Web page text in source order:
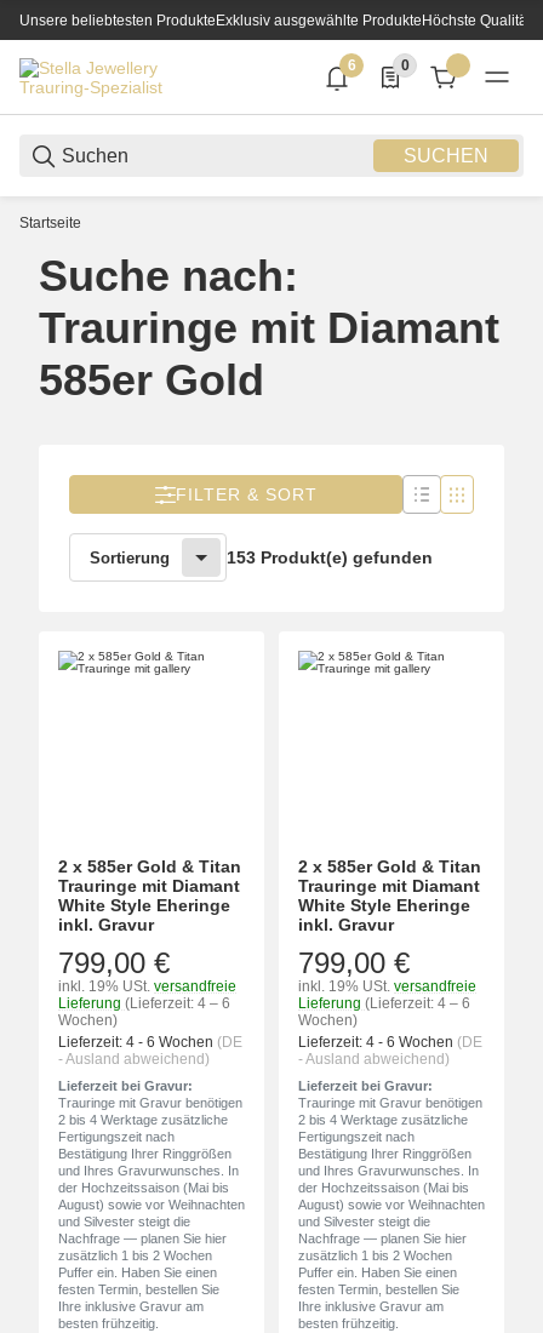
Unsere beliebtesten ProdukteExklusiv ausgewählte ProdukteHöchste Qualität
SUCHEN
6
6 neue Notifizierungen
0
0 Produkte in der
Startseite
Suche nach:
Trauringe mit Diamant
585er Gold
FILTER & SORT
Sortierung 153 Produkt(e) gefunden
2 x 585er Gold & Titan
Trauringe mit Diamant
White Style Eheringe
inkl. Gravur
799,00 €
inkl. 19% USt. versandfreie
Lieferung (Lieferzeit: 4 – 6
Wochen)
Lieferzeit: 4 - 6 Wochen (DE
- Ausland abweichend)
Lieferzeit bei Gravur:
Trauringe mit Gravur benötigen
2 bis 4 Werktage zusätzliche
Fertigungszeit nach
Bestätigung Ihrer Ringgrößen
und Ihres Gravurwunsches. In
der Hochzeitssaison (Mai bis
August) sowie vor Weihnachten
und Silvester steigt die
Nachfrage — planen Sie hier
zusätzlich 1 bis 2 Wochen
Puffer ein. Haben Sie einen
festen Termin, bestellen Sie
Ihre inklusive Gravur am
besten frühzeitig.
2 x 585er Gold & Titan
Trauringe mit Diamant
White Style Eheringe
inkl. Gravur
799,00 €
inkl. 19% USt. versandfreie
Lieferung (Lieferzeit: 4 – 6
Wochen)
Lieferzeit: 4 - 6 Wochen (DE
- Ausland abweichend)
Lieferzeit bei Gravur:
Trauringe mit Gravur benötigen
2 bis 4 Werktage zusätzliche
Fertigungszeit nach
Bestätigung Ihrer Ringgrößen
und Ihres Gravurwunsches. In
der Hochzeitssaison (Mai bis
August) sowie vor Weihnachten
und Silvester steigt die
Nachfrage — planen Sie hier
zusätzlich 1 bis 2 Wochen
Puffer ein. Haben Sie einen
festen Termin, bestellen Sie
Ihre inklusive Gravur am
besten frühzeitig.